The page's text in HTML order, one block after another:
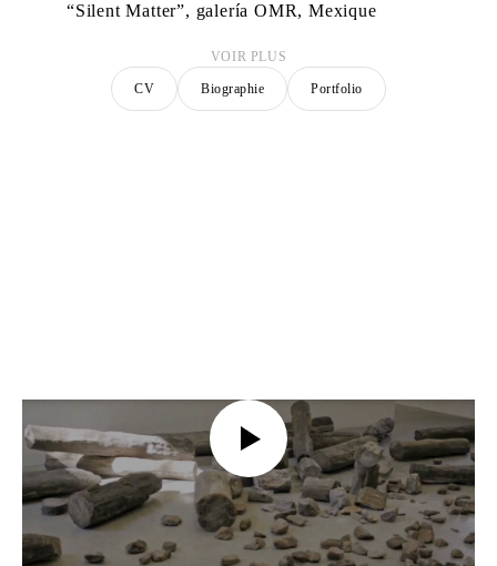
“Silent Matter”, galería OMR, Mexique
VOIR PLUS
CV Biographie Portfolio